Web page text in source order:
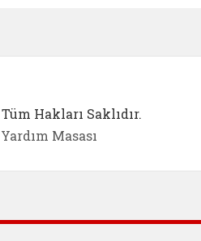
Hakları Saklıdır.
Yardım Masası